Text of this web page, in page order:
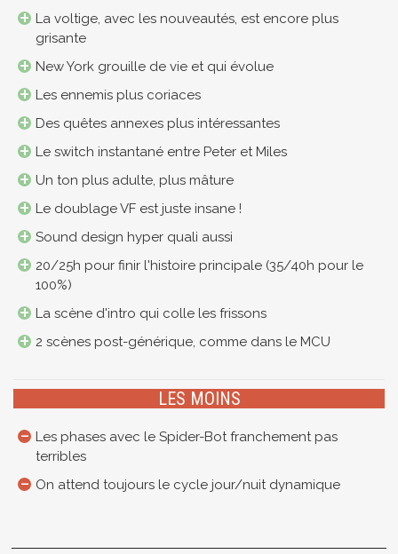
La voltige, avec les nouveautés, est encore plus
grisante
New York grouille de vie et qui évolue
Les ennemis plus coriaces
Des quêtes annexes plus intéressantes
Le switch instantané entre Peter et Miles
Un ton plus adulte, plus mâture
Le doublage VF est juste insane !
Sound design hyper quali aussi
20/25h pour finir l'histoire principale (35/40h pour le
100%)
La scène d'intro qui colle les frissons
2 scènes post-générique, comme dans le MCU
LES MOINS
Les phases avec le Spider-Bot franchement pas
terribles
On attend toujours le cycle jour/nuit dynamique